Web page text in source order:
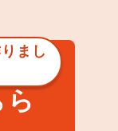
まし